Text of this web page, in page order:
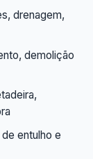
drenagem,
demolição
entulho e